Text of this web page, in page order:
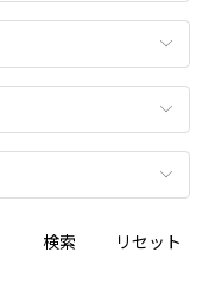
検索 リセット